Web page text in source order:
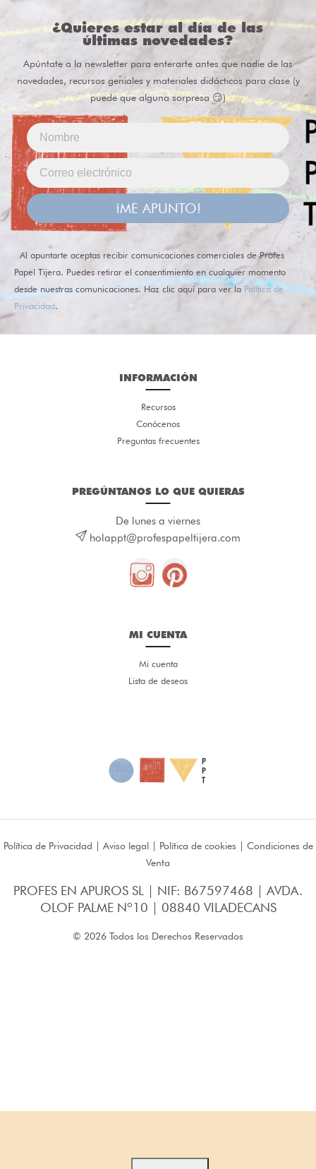
¿Quieres estar al día de las
últimas novedades?
Apúntate a la newsletter para enterarte antes que nadie de las
novedades, recursos geniales y materiales didácticos para clase (y
puede que alguna sorpresa 😏)
¡ME APUNTO!
Al apuntarte aceptas recibir comunicaciones comerciales de Profes
Papel Tijera. Puedes retirar el consentimiento en cualquier momento
desde nuestras comunicaciones. Haz clic aquí para ver la Política de
Privacidad.
INFORMACIÓN
Recursos
Conócenos
Preguntas frecuentes
PREGÚNTANOS LO QUE QUIERAS
De lunes a viernes
holappt@profespapeltijera.com
MI CUENTA
Mi cuenta
Lista de deseos
Política de Privacidad | Aviso legal| Política de cookies | Condiciones de
Venta
PROFES EN APUROS SL | NIF: B67597468 | AVDA.
OLOF PALME Nº10 | 08840 VILADECANS
© 2026 Todos los Derechos Reservados